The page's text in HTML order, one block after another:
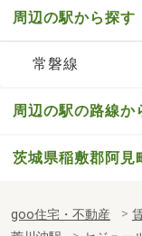
周辺の駅から探す
常磐線
周辺の駅の路線か
茨城県稲敷郡阿見
goo住宅・不動産